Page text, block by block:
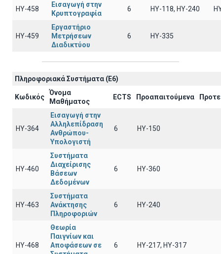
ΗΥ-458
Εισαγωγή στην
Κρυπτογραφία
6 ΗΥ-118, ΗΥ-240
ΗΥ-459
Εργαστήριο
Μετρήσεων
Διαδικτύου
6 ΗΥ-335
Πληροφοριακά Συστήματα (E6)
Κωδικός
Όνομα
Μαθήματος
ECTS Προαπαιτούμενα
ΗΥ-364
Εισαγωγή στην
Αλληλεπίδραση
Ανθρώπου-
Υπολογιστή
6 ΗΥ-150
ΗΥ-460
Συστήματα
Διαχείρισης
Βάσεων
Δεδομένων
6 HY-360
ΗΥ-463
Συστήματα
Ανάκτησης
Πληροφοριών
6 HY-240
ΗΥ-468
Θεωρία
Παιγνίων και
Αποφάσεων σε
6 ΗΥ-217, ΗΥ-317